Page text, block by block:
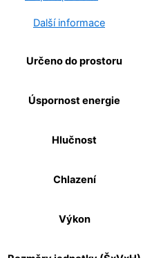
Další informace
Určeno do prostoru
Úspornost energie
Hlučnost
Chlazení
Výkon